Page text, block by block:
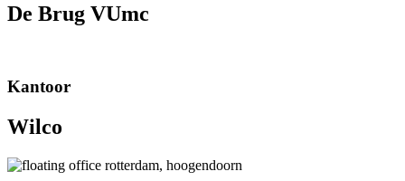
De Brug VUmc
Kantoor
Wilco